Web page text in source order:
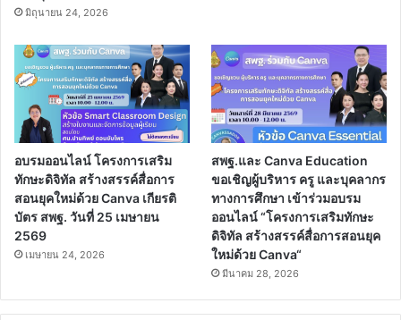
มิถุนายน 24, 2026
อบรมออนไลน์ โครงการเสริม
ทักษะดิจิทัล สร้างสรรค์สื่อการ
สอนยุคใหม่ด้วย Canva เกียรติ
บัตร สพฐ. วันที่ 25 เมษายน
2569
เมษายน 24, 2026
สพฐ.และ Canva Education
ขอเชิญผู้บริหาร ครู และบุคลากร
ทางการศึกษา เข้าร่วมอบรม
ออนไลน์ “โครงการเสริมทักษะ
ดิจิทัล สร้างสรรค์สื่อการสอนยุค
ใหม่ด้วย Canva“
มีนาคม 28, 2026